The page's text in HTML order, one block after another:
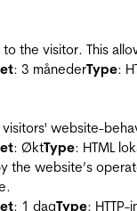
to the visitor. This
: 3 månederType:
website-
: ØktType: HTML
the website’s
: 1 dagType: HTTP-